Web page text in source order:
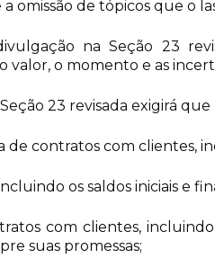
a omissão de tópicos que o
na Seção 23
valor, o momento e as
23 revisada exigirá
de contratos com clientes,
os saldos iniciais e
com clientes,
suas promessas;